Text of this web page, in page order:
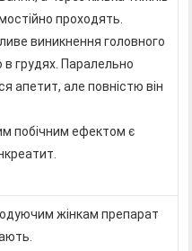
проходять.
виникнення головного
в грудях. Паралельно
апетит, але повністю він
побічним ефектом є
жінкам препарат